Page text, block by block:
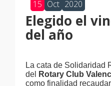
15 Oct 2020
Elegido el
del año
La cata de Solidaridad
del
Rotary Club
como finalidad